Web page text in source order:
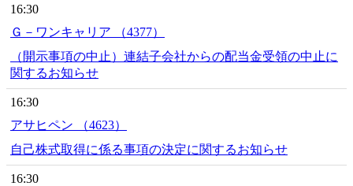
16:30
Ｇ－ワンキャリア （4377）
（開示事項の中止）連結子会社からの配当金受領の中止に
関するお知らせ
16:30
アサヒペン （4623）
自己株式取得に係る事項の決定に関するお知らせ
16:30